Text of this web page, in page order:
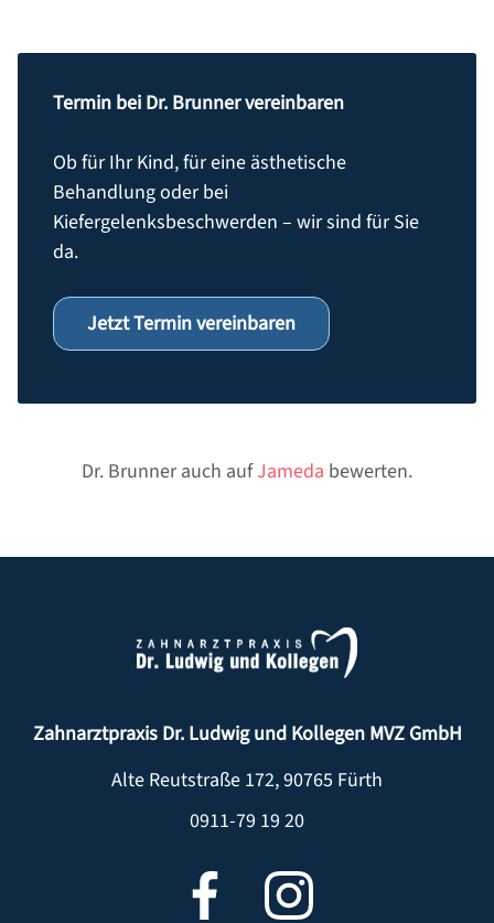
Termin bei Dr. Brunner vereinbaren
Ob für Ihr Kind, für eine ästhetische
Behandlung oder bei
Kiefergelenksbeschwerden – wir sind für Sie
da.
Jetzt Termin vereinbaren
Dr. Brunner auch aufJameda bewerten.
Zahnarztpraxis Dr. Ludwig und Kollegen MVZ GmbH
Alte Reutstraße 172,90765 Fürth
0911-79 19 20